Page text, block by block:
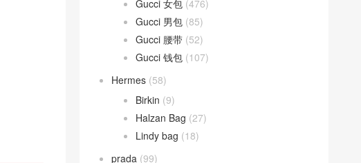
Gucci 女包 (476)
Gucci 男包 (85)
Gucci 腰带 (52)
Gucci 钱包 (107)
Hermes (58)
Birkin (9)
Halzan Bag (27)
Lindy bag (18)
prada (99)